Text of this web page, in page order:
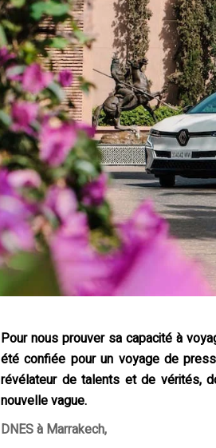
Pour nous prouver sa capacité à
été confiée pour un voyage de
révélateur de talents et de vérités,
nouvelle vague.
DNES à Marrakech,